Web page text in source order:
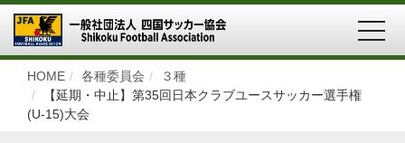
HOME 各種委員会
３種
【延期・中止】第35回日本クラブユースサッカー選手権
(U-15)大会